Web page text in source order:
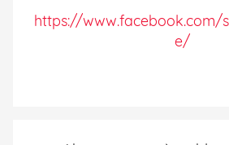
https://www.facebook.com/
e/